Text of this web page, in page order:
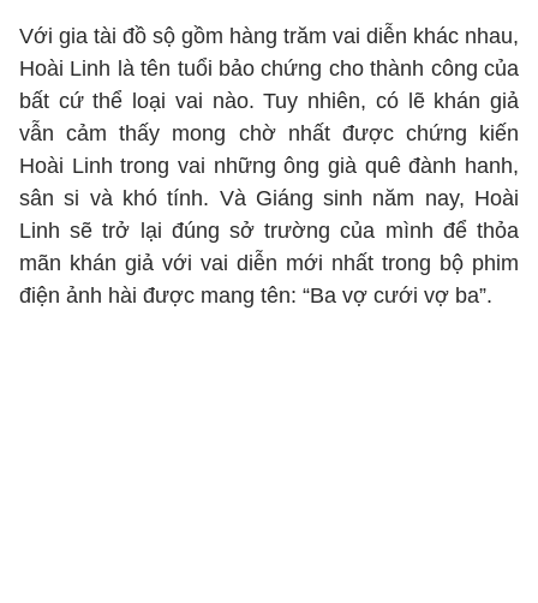
Với gia tài đồ sộ gồm hàng trăm vai diễn khác nhau,
Hoài Linh là tên tuổi bảo chứng cho thành công của
bất cứ thể loại vai nào. Tuy nhiên, có lẽ khán giả
vẫn cảm thấy mong chờ nhất được chứng kiến
Hoài Linh trong vai những ông già quê đành hanh,
sân si và khó tính. Và Giáng sinh năm nay, Hoài
Linh sẽ trở lại đúng sở trường của mình để thỏa
mãn khán giả với vai diễn mới nhất trong bộ phim
điện ảnh hài được mang tên: “Ba vợ cưới vợ ba”.